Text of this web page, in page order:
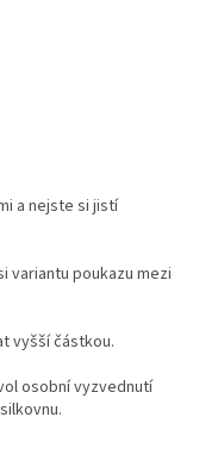
a nejste si jistí
variantu poukazu mezi
vyšší částkou.
osobní vyzvednutí